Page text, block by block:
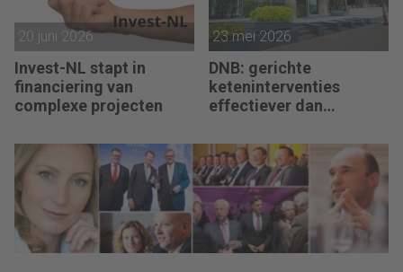
20 juni 2026
Invest-NL stapt in
financiering van
complexe projecten
23 mei 2026
DNB: gerichte
keteninterventies
effectiever dan
inflatieschokken